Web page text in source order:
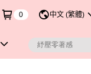
0 中文 (繁體)